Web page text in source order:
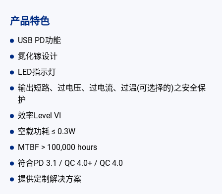
产品特色
USB PD功能
氮化镓设计
LED指示灯
输出短路、过电压、过电流、过温(可选择的)之安全保
护
效率Level VI
空载功耗 ≤ 0.3W
MTBF > 100,000 hours
符合PD 3.1 / QC 4.0+ / QC 4.0
提供定制解决方案
CRPS 电源
解决方案
为何选择翌胜
最新消息
公司简介
型录